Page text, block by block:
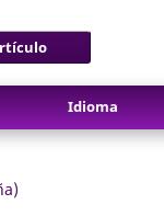
Idioma